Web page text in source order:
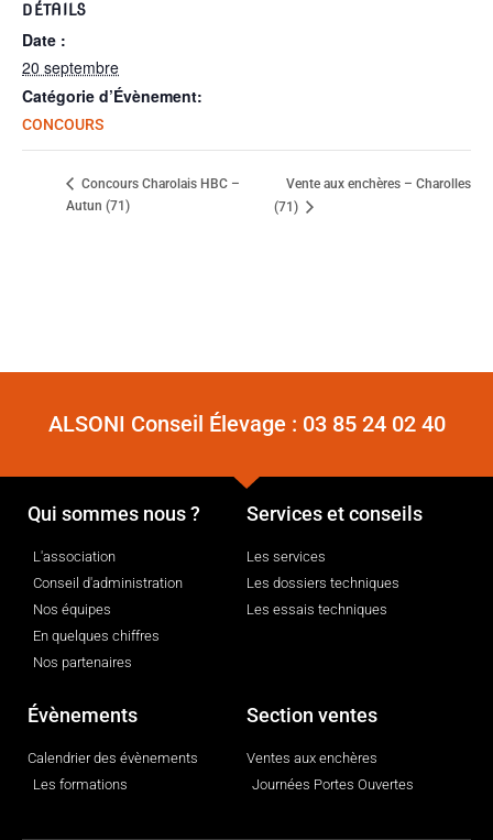
DÉTAILS
Date :
20 septembre
Catégorie d’Évènement:
CONCOURS
Concours Charolais HBC –
Autun (71)
Vente aux enchères – Charolles
(71)
ALSONI Conseil Élevage : 03 85 24 02 40
Qui sommes nous ?
L'association
Conseil d'administration
Nos équipes
En quelques chiffres
Nos partenaires
Services et conseils
Les services
Les dossiers techniques
Les essais techniques
Évènements
Calendrier des évènements
Les formations
Section ventes
Ventes aux enchères
Journées Portes Ouvertes